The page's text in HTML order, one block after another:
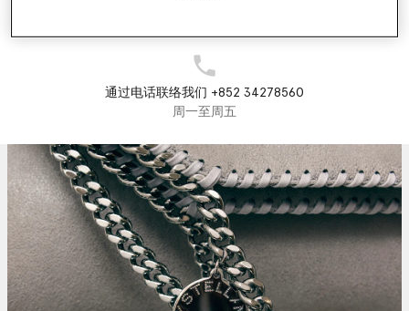
通过电话联络我们 +852 34278560
周一至周五